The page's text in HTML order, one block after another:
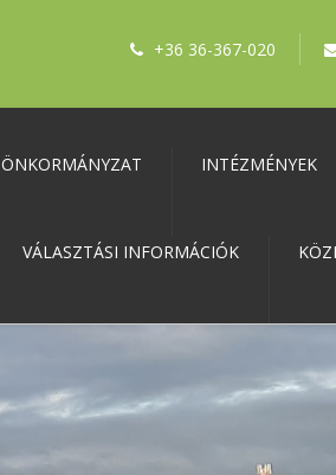
+36 36-367-020
ÖNKORMÁNYZAT INTÉZMÉNYEK
VÁLASZTÁSI INFORMÁCIÓK